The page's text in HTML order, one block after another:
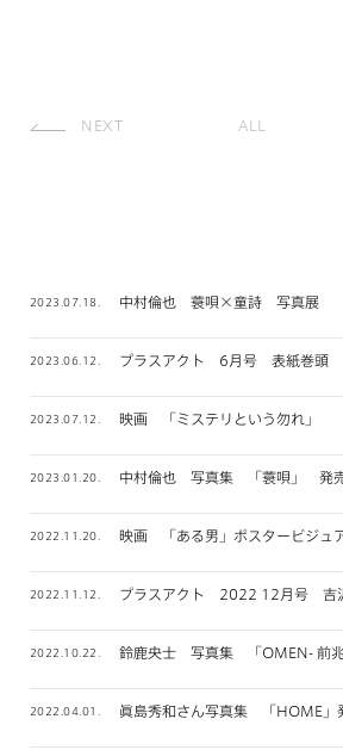
NEXT ALL
2023.07.18. 中村倫也 蓑唄×童詩 写真展
2023.06.12. プラスアクト 6月号 表紙巻頭
2023.07.12. 映画 「ミステリという勿れ」
2023.01.20. 中村倫也 写真集 「蓑唄」 発
2022.11.20. 映画 「ある男」ポスタービジュ
2022.11.12. プラスアクト 2022 12月号 吉
2022.10.22. 鈴鹿央士 写真集 「OMEN- 前兆
2022.04.01. 眞島秀和さん写真集 「HOME」